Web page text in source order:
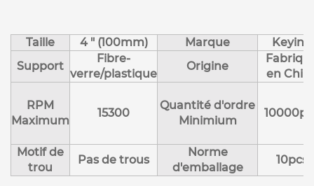
Taille 4 " (100mm) Marque
Keying
Support
Fibre-
verre/plastique
Origine
en
RPM
Maximum
15300
Quantité d'ordre
Minimium
Motif de
trou
Pas de trous
Norme
d'emballage
10pcs